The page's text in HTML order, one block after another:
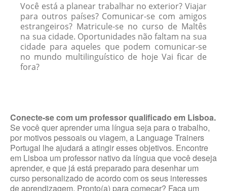
Você está a planear trabalhar no exterior? Viajar
para outros países? Comunicar-se com amigos
estrangeiros? Matricule-se no curso de Maltês
na sua cidade. Oportunidades não faltam na sua
cidade para aqueles que podem comunicar-se
no mundo multilinguístico de hoje Vai ficar de
fora?
Conecte-se com um professor qualificado em Lisboa.
Se você quer aprender uma língua seja para o trabalho,
por motivos pessoais ou viagem, a Language Trainers
Portugal lhe ajudará a atingir esses objetivos. Encontre
em Lisboa um professor nativo da língua que você deseja
aprender, e que já está preparado para desenhar um
curso personalizado de acordo com os seus interesses
de aprendizagem. Pronto(a) para começar? Faça um